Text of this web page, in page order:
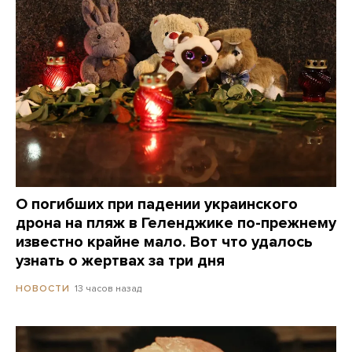
О погибших при падении украинского
дрона на пляж в Геленджике по-прежнему
известно крайне мало. Вот что удалось
узнать о жертвах за три дня
НОВОСТИ 13 часов назад